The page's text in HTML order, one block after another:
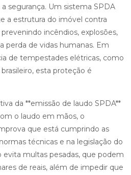
segurança. Um sistema SPDA
a estrutura do imóvel contra
incêndios, explosões,
perda de vidas humanas. Em
de tempestades elétricas, como
esta proteção é
da **emissão de laudo SPDA**
o laudo em mãos, o
que está cumprindo as
técnicas e na legislação do
evita multas pesadas, que podem
de reais, além de impedir que